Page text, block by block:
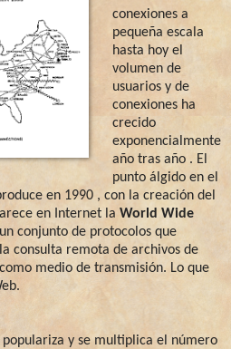
conexiones a
pequeña escala
hasta hoy el
volumen de
usuarios y de
conexiones ha
crecido
exponencialmente
año tras año . El
punto álgido en el
en 1990 , con la creación del
en Internet la World Wide
conjunto de protocolos que
consulta remota de archivos de
medio de transmisión. Lo que
y se multiplica el número